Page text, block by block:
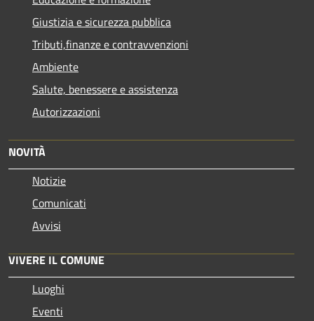
Giustizia e sicurezza pubblica
Tributi,finanze e contravvenzioni
Ambiente
Salute, benessere e assistenza
Autorizzazioni
NOVITÀ
Notizie
Comunicati
Avvisi
VIVERE IL COMUNE
Luoghi
Eventi